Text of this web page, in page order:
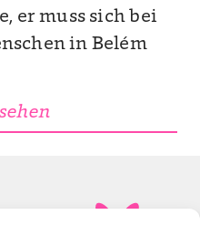
er muss sich bei
in Belém